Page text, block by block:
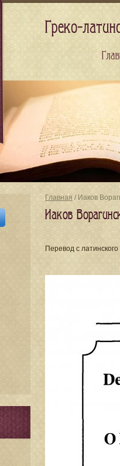
Главная / Иаков
Иаков
Перевод c
Греко-